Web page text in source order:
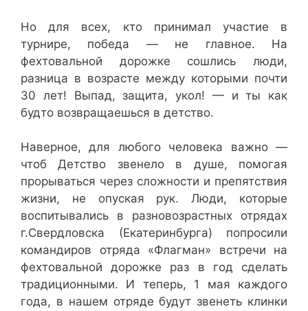
Но для всех, кто принимал участие в
турнире, победа — не главное. На
фехтовальной дорожке сошлись люди,
разница в возрасте между которыми почти
30 лет! Выпад, защита, укол! — и ты как
будто возвращаешься в детство.
Наверное, для любого человека важно —
чтоб Детство звенело в душе, помогая
прорываться через сложности и препятствия
жизни, не опуская рук. Люди, которые
воспитывались в разновозрастных отрядах
г.Свердловска (Екатеринбурга) попросили
командиров отряда «Флагман» встречи на
фехтовальной дорожке раз в год сделать
традиционными. И теперь, 1 мая каждого
года, в нашем отряде будут звенеть клинки